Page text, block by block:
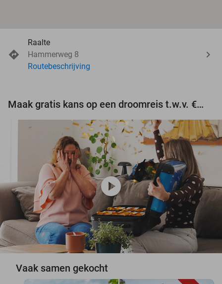
Raalte
Hammerweg 8
Routebeschrijving
Maak gratis kans op een droomreis t.w.v. €3.000!
play_circle
Vaak samen gekocht